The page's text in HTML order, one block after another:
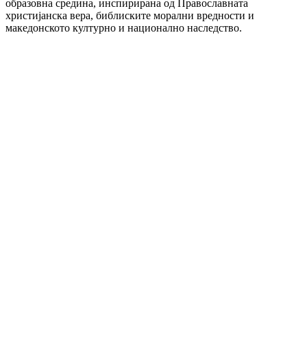
образовна средина, инспирирана од Православната
христијанска вера, библиските морални вредности и
македонското културно и национално наследство.